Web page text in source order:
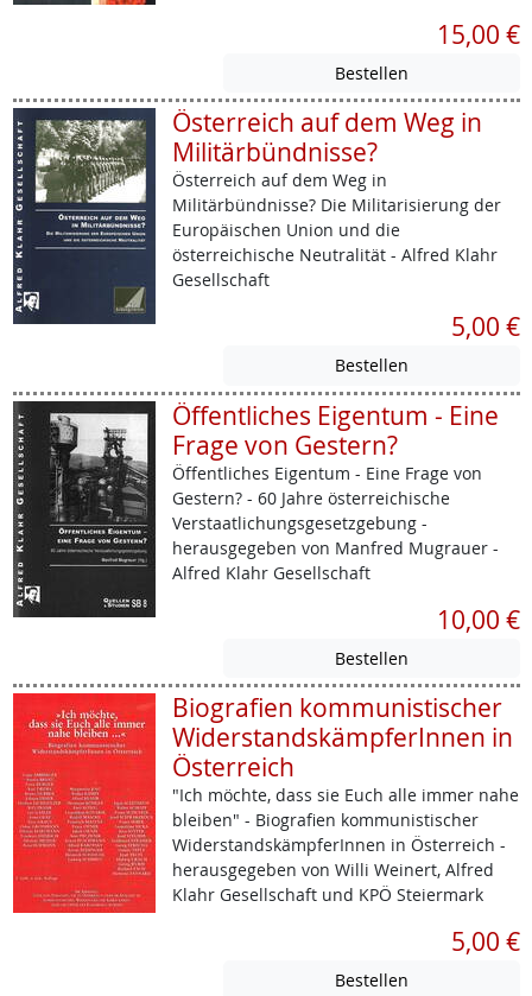
15,00 €
Österreich auf dem Weg in
Militärbündnisse?
Österreich auf dem Weg in
Militärbündnisse? Die Militarisierung der
Europäischen Union und die
österreichische Neutralität - Alfred Klahr
Gesellschaft
5,00 €
Öffentliches Eigentum - Eine
Frage von Gestern?
Öffentliches Eigentum - Eine Frage von
Gestern? - 60 Jahre österreichische
Verstaatlichungsgesetzgebung -
herausgegeben von Manfred Mugrauer -
Alfred Klahr Gesellschaft
10,00 €
Biografien kommunistischer
WiderstandskämpferInnen in
Österreich
"Ich möchte, dass sie Euch alle immer nahe
bleiben" - Biografien kommunistischer
WiderstandskämpferInnen in Österreich -
herausgegeben von Willi Weinert, Alfred
Klahr Gesellschaft und KPÖ Steiermark
5,00 €